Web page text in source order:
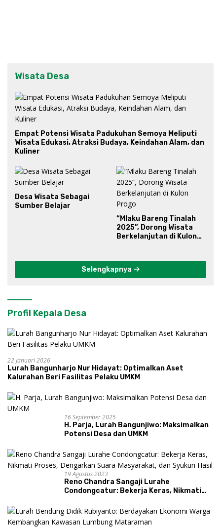
Wisata Desa
Empat Potensi Wisata Padukuhan Semoya Meliputi
Wisata Edukasi, Atraksi Budaya, Keindahan Alam, dan
Kuliner
Desa Wisata Sebagai
Sumber Belajar
“Mlaku Bareng Tinalah
2025”, Dorong Wisata
Berkelanjutan di Kulon
Selengkapnya
Profil Kepala Desa
22 Januari 2026
Lurah Bangunharjo Nur Hidayat: Optimalkan Aset
Kalurahan Beri Fasilitas Pelaku UMKM
16 September 2025
H. Parja, Lurah Bangunjiwo: Maksimalkan
Potensi Desa dan UMKM
19 Agustus 2023
Reno Chandra Sangaji Lurahe
Condongcatur: Bekerja Keras, Nikmati
dan Syukuri Hasil